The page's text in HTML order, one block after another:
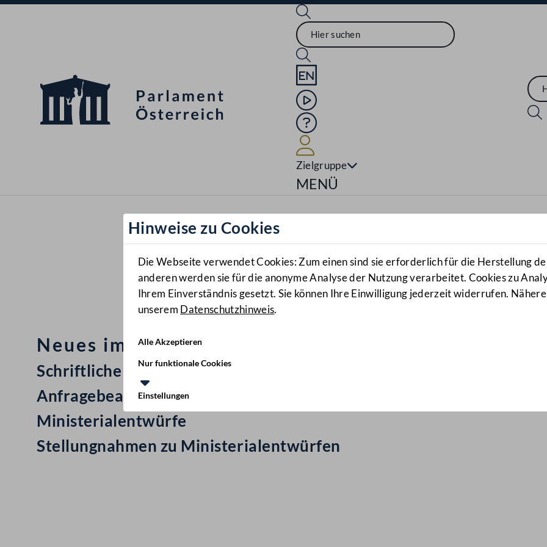
Sprache English
Mediathek
Hilfe
Zielgruppe
Navigationsmenü öffnen
MENÜ
Hinweise zu Cookies
Die Webseite verwendet Cookies: Zum einen sind sie erforderlich für die Herstellung
anderen werden sie für die anonyme Analyse der Nutzung verarbeitet. Cookies zu
Ihrem Einverständnis gesetzt. Sie können Ihre Einwilligung jederzeit widerrufen.
unserem Datenschutzhinweis.
Alle Akzeptieren
Nur funktionale Cookies
Einstellungen
Neues im Nationalrat: Mail Nr: 1203
Schriftliche Anfrage
Anfragebeantwortung
Ministerialentwürfe
Stellungnahmen zu Ministerialentwürfen